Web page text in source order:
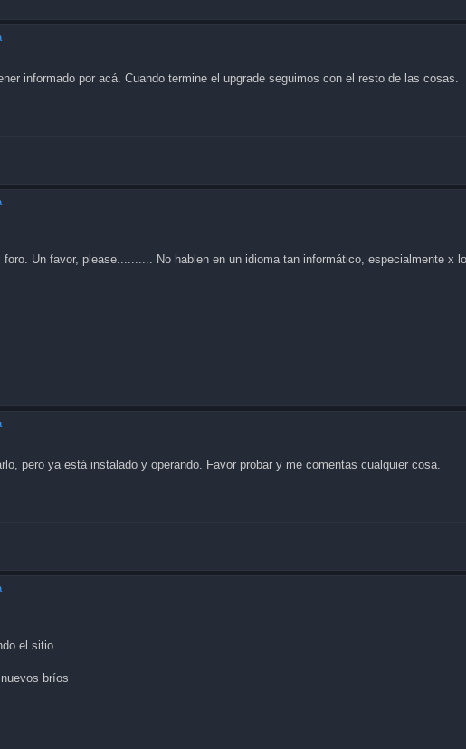
informado por acá. Cuando termine el upgrade seguimos con el resto de las cosas.
Un favor, please.......... No hablen en un idioma tan informático, especialmente x
pero ya está instalado y operando. Favor probar y me comentas cualquier cosa.
el sitio
bríos